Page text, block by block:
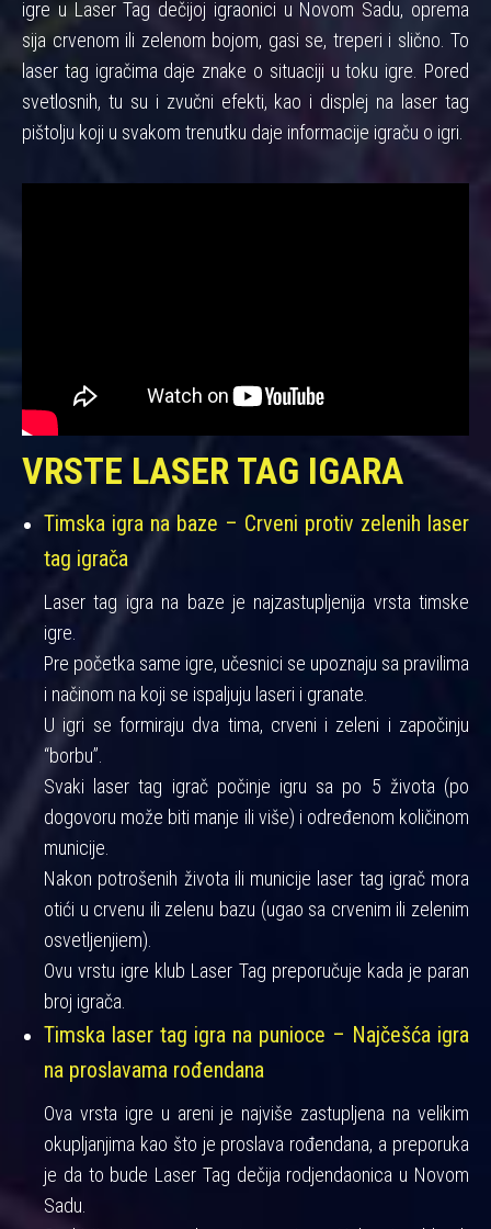
igre u Laser Tag dečijoj igraonici u Novom Sadu, oprema
sija crvenom ili zelenom bojom, gasi se, treperi i slično. To
laser tag igračima daje znake o situaciji u toku igre. Pored
svetlosnih, tu su i zvučni efekti, kao i displej na laser tag
pištolju koji u svakom trenutku daje informacije igraču o igri.
VRSTE LASER TAG IGARA
Timska igra na baze – Crveni protiv zelenih laser
tag igrača
Laser tag igra na baze je najzastupljenija vrsta timske
igre.
Pre početka same igre, učesnici se upoznaju sa pravilima
i načinom na koji se ispaljuju laseri i granate.
U igri se formiraju dva tima, crveni i zeleni i započinju
“borbu”.
Svaki laser tag igrač počinje igru sa po 5 života (po
dogovoru može biti manje ili više) i određenom količinom
municije.
Nakon potrošenih života ili municije laser tag igrač mora
otići u crvenu ili zelenu bazu (ugao sa crvenim ili zelenim
osvetljenjiem).
Ovu vrstu igre klub Laser Tag preporučuje kada je paran
broj igrača.
Timska laser tag igra na punioce – Najčešća igra
na proslavama rođendana
Ova vrsta igre u areni je najviše zastupljena na velikim
okupljanjima kao što je proslava rođendana, a preporuka
je da to bude Laser Tag dečija rodjendaonica u Novom
Sadu.